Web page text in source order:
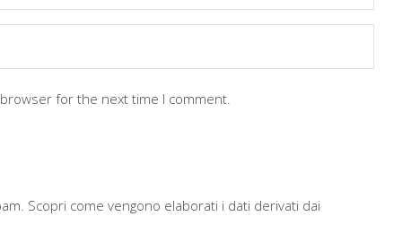
for the next time I comment.
Scopri come vengono elaborati i dati derivati dai